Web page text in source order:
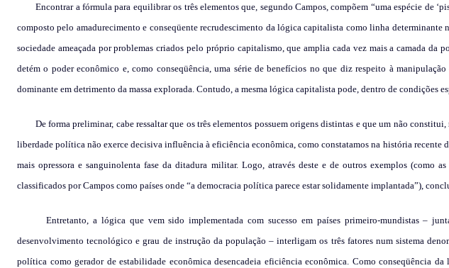
Encontrar a fórmula para equilibrar os três elementos que, segundo Campos, compõem “uma espécie de
composto pelo amadurecimento e conseqüente recrudescimento da lógica capitalista como linha determinante
sociedade ameaçada por problemas criados pelo próprio capitalismo, que amplia cada vez mais a camada da
detém o poder econômico e, como conseqüência, uma série de benefícios no que diz respeito à
dominante em detrimento da massa explorada. Contudo, a mesma lógica capitalista pode, dentro de condições
De forma preliminar, cabe ressaltar que os três elementos possuem origens distintas e que um não
liberdade política não exerce decisiva influência à eficiência econômica, como constatamos na história
mais opressora e sanguinolenta fase da ditadura militar. Logo, através deste e de outros exemplos (como
classificados por Campos como países onde “a democracia política parece estar solidamente implantada”),
Entretanto, a lógica que vem sido implementada com sucesso em países primeiro-mundistas –
desenvolvimento tecnológico e grau de instrução da população – interligam os três fatores num sistema
política como gerador de estabilidade econômica desencadeia eficiência econômica. Como conseqüência